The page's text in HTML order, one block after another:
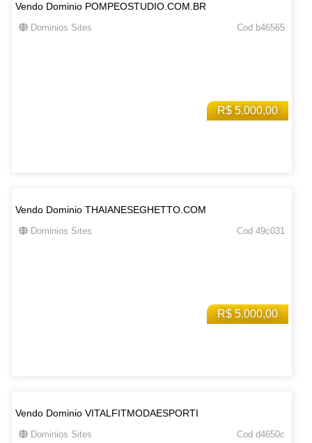
R$ 5.000,00
Vendo Dominio POMPEOSTUDIO.COM.BR
Dominios Sites Cod b46565
R$ 5.000,00
Vendo Dominio THAIANESEGHETTO.COM
Dominios Sites Cod 49c031
Vendo Dominio VITALFITMODAESPORTI
Dominios Sites Cod d4650c